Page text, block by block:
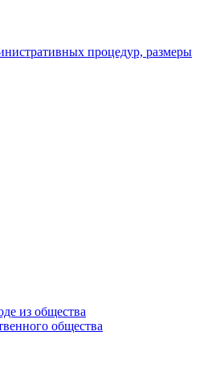
процедур, размеры
из общества
общества